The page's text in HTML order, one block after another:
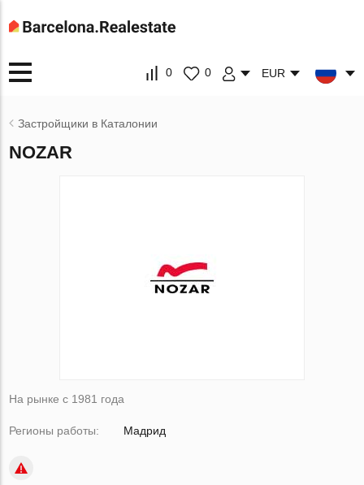
0 0 EUR
Застройщики в Каталонии
NOZAR
На рынке с 1981 года
Регионы работы: Мадрид